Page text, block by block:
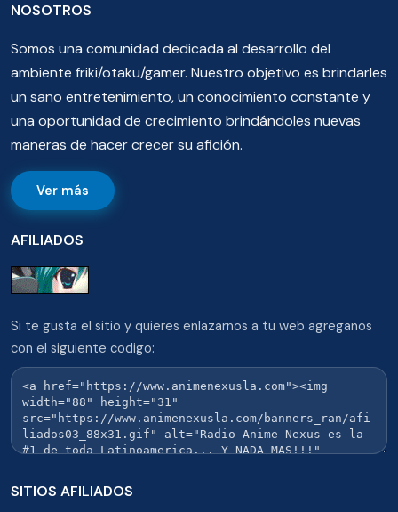
NOSOTROS
Somos una comunidad dedicada al desarrollo del
ambiente friki/otaku/gamer. Nuestro objetivo es brindarles
un sano entretenimiento, un conocimiento constante y
una oportunidad de crecimiento brindándoles nuevas
maneras de hacer crecer su afición.
Ver más
AFILIADOS
Si te gusta el sitio y quieres enlazarnos a tu web agreganos
con el siguiente codigo:
SITIOS AFILIADOS